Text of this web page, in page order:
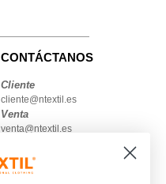
CONTÁCTANOS
Cliente
cliente@ntextil.es
Venta
venta@ntextil.es
930 410 200